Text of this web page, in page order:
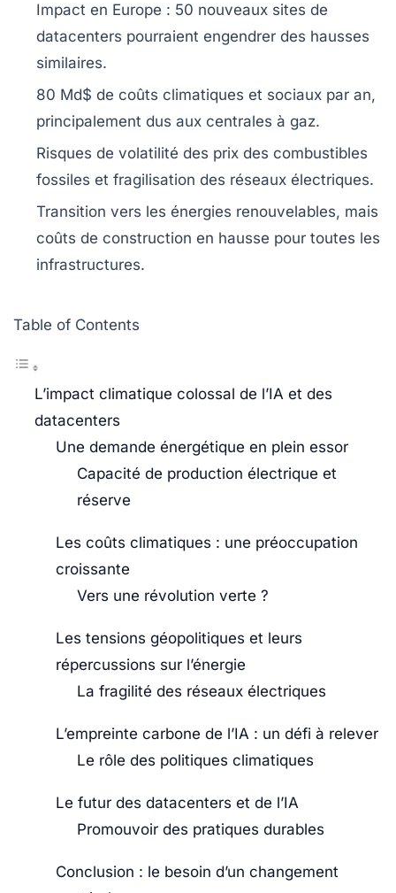
Impact en Europe : 50 nouveaux sites de
datacenters pourraient engendrer des hausses
similaires.
80 Md$ de coûts climatiques et sociaux par an,
principalement dus aux centrales à gaz.
Risques de volatilité des prix des combustibles
fossiles et fragilisation des réseaux électriques.
Transition vers les énergies renouvelables, mais
coûts de construction en hausse pour toutes les
infrastructures.
Table of Contents
L’impact climatique colossal de l’IA et des
datacenters
Une demande énergétique en plein essor
Capacité de production électrique et
réserve
Les coûts climatiques : une préoccupation
croissante
Vers une révolution verte ?
Les tensions géopolitiques et leurs
répercussions sur l’énergie
La fragilité des réseaux électriques
L’empreinte carbone de l’IA : un défi à relever
Le rôle des politiques climatiques
Le futur des datacenters et de l’IA
Promouvoir des pratiques durables
Conclusion : le besoin d’un changement